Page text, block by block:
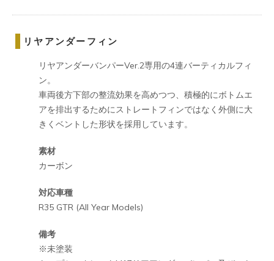
リヤアンダーフィン
リヤアンダーバンパーVer.2専用の4連バーティカルフィ
ン。
車両後方下部の整流効果を高めつつ、積極的にボトムエ
アを排出するためにストレートフィンではなく外側に大
きくベントした形状を採用しています。
素材
カーボン
対応車種
R35 GTR (All Year Models)
備考
※未塗装